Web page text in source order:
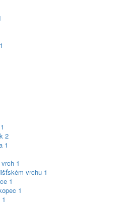
1
1
2
1
1
vrchu 1
1
1
1